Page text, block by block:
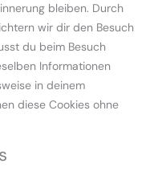
bleiben. Durch
wir dir den Besuch
du beim Besuch
Informationen
in deinem
diese Cookies ohne